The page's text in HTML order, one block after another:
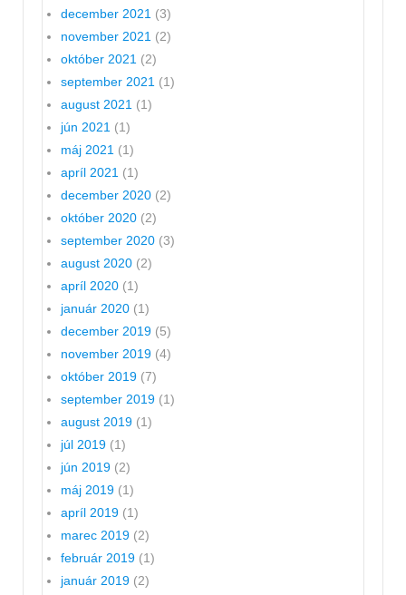
december 2021 (3)
november 2021 (2)
október 2021 (2)
september 2021 (1)
august 2021 (1)
jún 2021 (1)
máj 2021 (1)
apríl 2021 (1)
december 2020 (2)
október 2020 (2)
september 2020 (3)
august 2020 (2)
apríl 2020 (1)
január 2020 (1)
december 2019 (5)
november 2019 (4)
október 2019 (7)
september 2019 (1)
august 2019 (1)
júl 2019 (1)
jún 2019 (2)
máj 2019 (1)
apríl 2019 (1)
marec 2019 (2)
február 2019 (1)
január 2019 (2)